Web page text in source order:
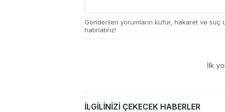
Gönderilen yorumların küfür, hakaret ve suç
hatırlatırız!
İlk
İLGİLİNİZİ ÇEKECEK HABERLER